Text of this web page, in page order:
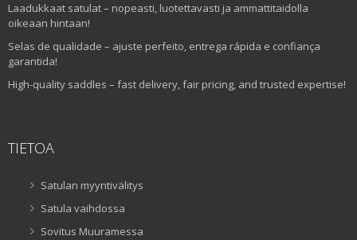
Laadukkaat satulat – nopeasti, luotettavasti ja ammattitaidolla
oikeaan hintaan!
Selas de qualidade – ajuste perfeito, entrega rápida e confiança
garantida!
High-quality saddles – fast delivery, fair pricing, and trusted expertise!
TIETOA
Satulan myyntivälitys
Satula vaihdossa
Sovitus Muuramessa